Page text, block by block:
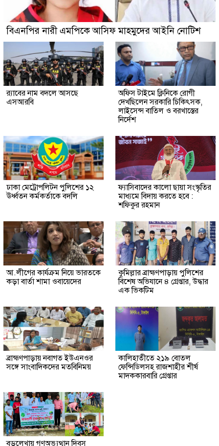
বিএনপির নারী এমপিকে আসিফ মাহমুদের আইনি নোটিশ
র‍্যাবের নাম বদলে আসছে
এসআরবি
অফিস টাইমে ক্লিনিকে রোগী
দেখছিলেন সরকারি চিকিৎসক,
লাইসেন্স বাতিল ও বরখাস্তের
নির্দেশ
ঢাকা মেট্রোপলিটন পুলিশের ১২
ঊর্ধ্বতন কর্মকর্তাকে বদলি
ফ্যাসিবাদের কালো ছায়া সংস্কৃতির
মাধ্যমে বিদায় করতে হবে :
শফিকুর রহমান
আ.লীগের কার্যক্রম নিয়ে ভারতকে
কড়া বার্তা শামা ওবায়েদের
কুমিল্লার ব্রাহ্মণপাড়ায় পুলিশের
বিশেষ অভিযানে ৪ গ্রেপ্তার, উদ্ধার
এক ভিকটিম
ব্রাহ্মণপাড়ায় নবাগত ইউএনওর
সঙ্গে সাংবাদিকদের মতবিনিময়
কালিহাতীতে ২১৯ বোতল
ফেন্সিডিলসহ রাজশাহীর শীর্ষ
মাদককারবারি গ্রেপ্তার
বড়লেখায় গণঅভ্যুত্থান দিবস